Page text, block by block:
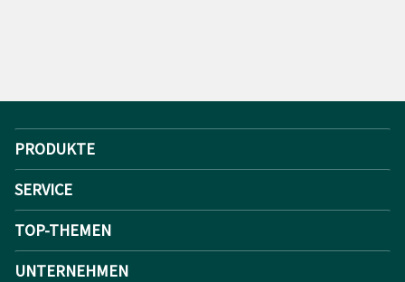
PRODUKTE
SERVICE
TOP-THEMEN
UNTERNEHMEN